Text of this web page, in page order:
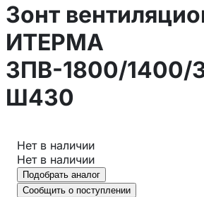
Зонт
ИТЕРМА
ЗПВ-1800/1400/
Ш430
Нет в наличии
Нет в наличии
Подобрать аналог
Сообщить о поступлении